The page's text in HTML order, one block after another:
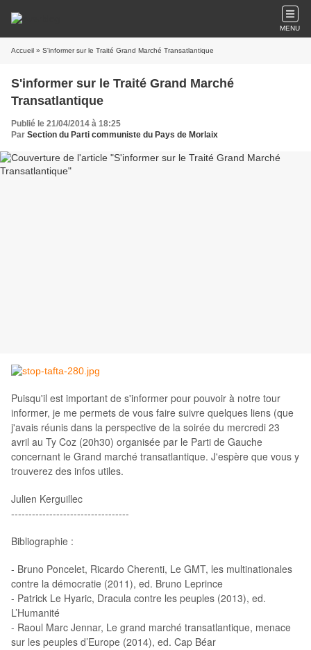
MENU
Accueil » S'informer sur le Traité Grand Marché Transatlantique
S'informer sur le Traité Grand Marché
Transatlantique
Publié le 21/04/2014 à 18:25
Par Section du Parti communiste du Pays de Morlaix
Puisqu'il est important de s'informer pour pouvoir à notre tour
informer, je me permets de vous faire suivre quelques liens (que
j'avais réunis dans la perspective de la soirée du mercredi 23
avril au Ty Coz (20h30) organisée par le Parti de Gauche
concernant le Grand marché transatlantique. J'espère que vous y
trouverez des infos utiles.
Julien Kerguillec
----------------------------------
Bibliographie :
- Bruno Poncelet, Ricardo Cherenti, Le GMT, les multinationales
contre la démocratie (2011), ed. Bruno Leprince
- Patrick Le Hyaric, Dracula contre les peuples (2013), ed.
L’Humanité
- Raoul Marc Jennar, Le grand marché transatlantique, menace
sur les peuples d’Europe (2014), ed. Cap Béar